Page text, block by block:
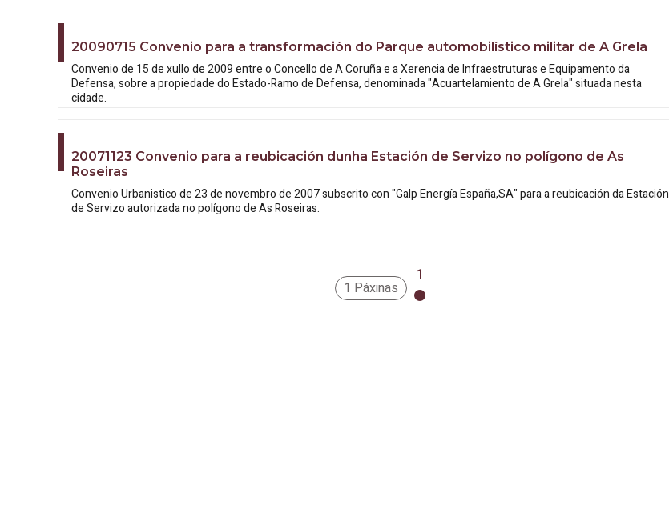
20090715 Convenio para a transformación do Parque automobilístico militar de A Grela
Convenio de 15 de xullo de 2009 entre o Concello de A Coruña e a Xerencia de Infraestruturas e Equipamento da
Defensa, sobre a propiedade do Estado-Ramo de Defensa, denominada "Acuartelamiento de A Grela" situada nesta
cidade.
20071123 Convenio para a reubicación dunha Estación de Servizo no polígono de As
Roseiras
Convenio Urbanistico de 23 de novembro de 2007 subscrito con "Galp Energía España,SA" para a reubicación da Estación
de Servizo autorizada no polígono de As Roseiras.
1 Páxinas
1